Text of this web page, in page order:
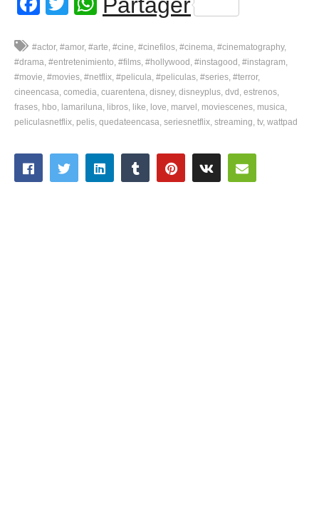
#actor #amor #arte #cine #cinefilos #cinema #cinematography
#drama #entretenimiento #films #hollywood #instagood #instagram
#movie #movies #netflix #pelicula #peliculas #series #terror
cineencasa comedia cuarentena disney disneyplus dvd estrenos
frases hbo lamariluna libros like love marvel moviescenes musica
peliculasnetflix pelis quedateencasa seriesnetflix streaming tv wattpad